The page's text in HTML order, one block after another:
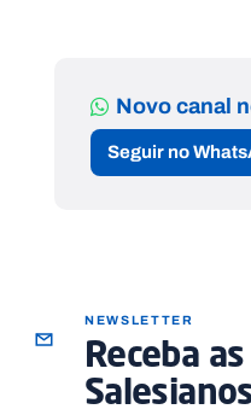
Novo canal
Seguir no
NEWSLETTER
Receba